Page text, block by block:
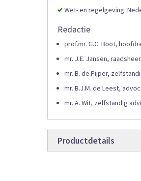
Wet- en regelgeving:
Redactie
prof.mr. G.C. Boot,
mr. J.E. Jansen,
mr. B. de Pijper,
mr. B.J.M. de Leest,
mr. A. Wit, zelfstandig
Productdetails